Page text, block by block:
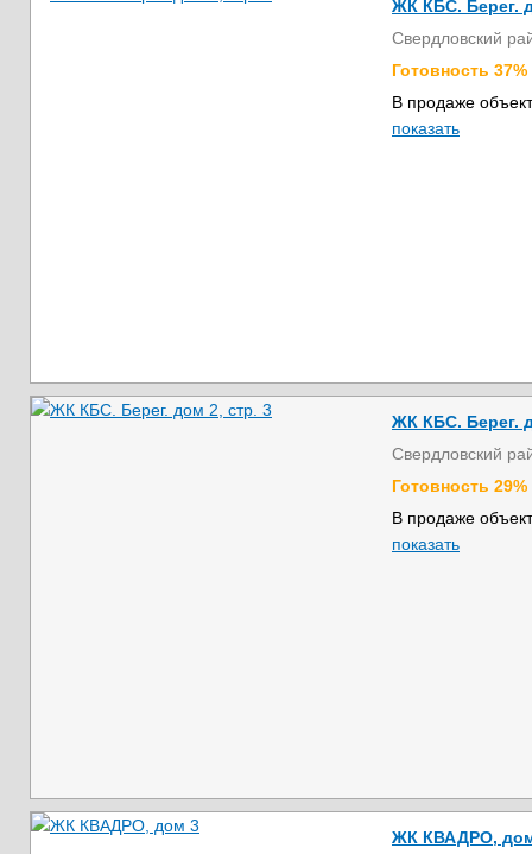
ЖК КБС. Берег.
Свердловский
Готовность 37%
В продаже
показать
ЖК КБС. Берег.
Свердловский
Готовность 29%
В продаже
показать
ЖК КВАДРО,